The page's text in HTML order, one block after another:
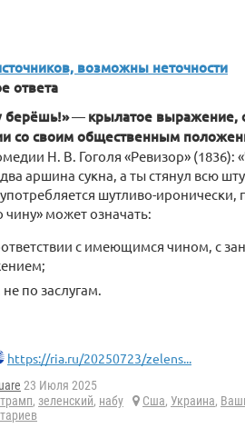
возможны неточности
ответа
берёшь!»— крылатое выражение,
со своим общественным
Н. В. Гоголя «Ревизор»
аршина сукна, а ты стянул всю
шутливо-
чину» может означать:
с имеющимся чином, с
по заслугам.
https://ria.ru/20250723/zelens...
23 Июля 2025
трамп, зеленский, набу Сша, Украина,